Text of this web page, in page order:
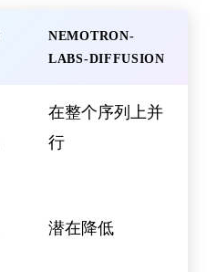
NEMOTRON-
LABS-DIFFUSION
在整个序列上并
行
潜在降低